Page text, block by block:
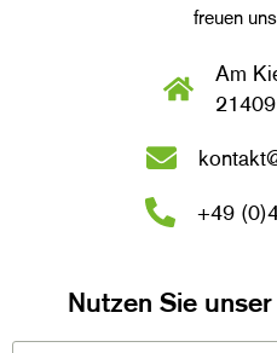
Nutzen Sie
freuen
Am
+49